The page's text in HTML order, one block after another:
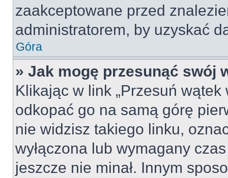
zaakceptowane przed
administratorem, by uzyskać
Góra
» Jak mogę przesunąć swój
Klikając w link „Przesuń
odkopać go na samą górę
nie widzisz takiego linku,
wyłączona lub wymagany
jeszcze nie minał. Innym